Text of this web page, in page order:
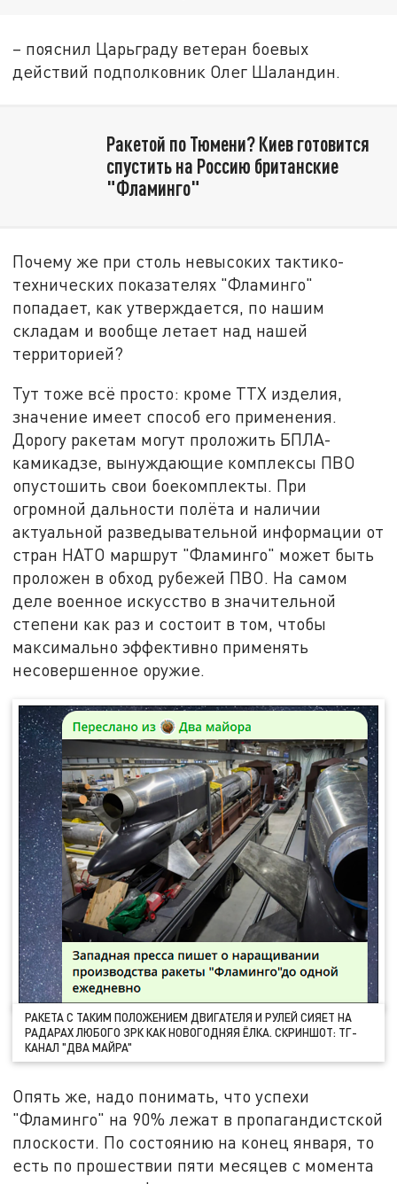
– пояснил Царьграду ветеран боевых
действий подполковник Олег Шаландин.
Ракетой по Тюмени? Киев готовится
спустить на Россию британские
"Фламинго"
Почему же при столь невысоких тактико-
технических показателях "Фламинго"
попадает, как утверждается, по нашим
складам и вообще летает над нашей
территорией?
Тут тоже всё просто: кроме ТТХ изделия,
значение имеет способ его применения.
Дорогу ракетам могут проложить БПЛА-
камикадзе, вынуждающие комплексы ПВО
опустошить свои боекомплекты. При
огромной дальности полёта и наличии
актуальной разведывательной информации от
стран НАТО маршрут "Фламинго" может быть
проложен в обход рубежей ПВО. На самом
деле военное искусство в значительной
степени как раз и состоит в том, чтобы
максимально эффективно применять
несовершенное оружие.
РАКЕТА С ТАКИМ ПОЛОЖЕНИЕМ ДВИГАТЕЛЯ И РУЛЕЙ СИЯЕТ НА
РАДАРАХ ЛЮБОГО ЗРК КАК НОВОГОДНЯЯ ЁЛКА. СКРИНШОТ: ТГ-
КАНАЛ "ДВА МАЙРА"
Опять же, надо понимать, что успехи
"Фламинго" на 90% лежат в пропагандистской
плоскости. По состоянию на конец января, то
есть по прошествии пяти месяцев с момента